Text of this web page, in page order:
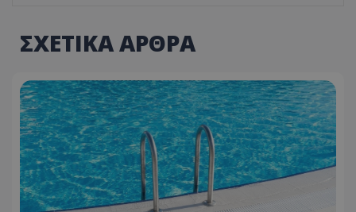
ΣΧΕΤΙΚΑ ΑΡΘΡΑ